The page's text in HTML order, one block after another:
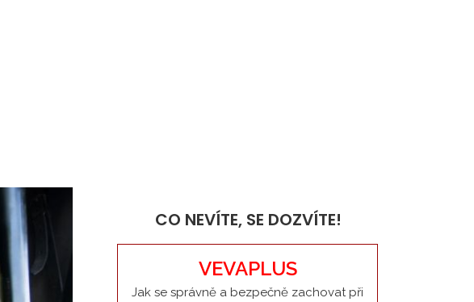
CO NEVÍTE, SE DOZVÍTE!
VEVAPLUS
Jak se správně a bezpečně zachovat při